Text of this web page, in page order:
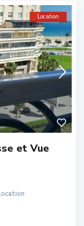
Location
et Vue